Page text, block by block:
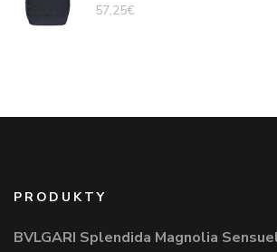
57,25€
PRODUKTY
BVLGARI Splendida Magnolia